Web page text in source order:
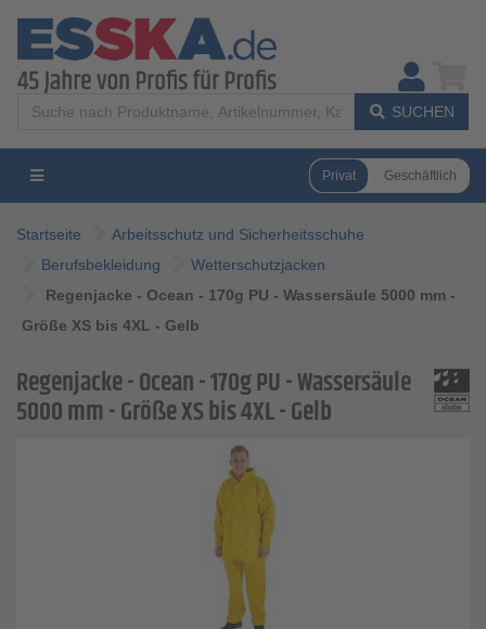
SUCHEN
Privat Geschäftlich
Startseite
Arbeitsschutz und Sicherheitsschuhe
Berufsbekleidung
Wetterschutzjacken
Regenjacke - Ocean - 170g PU - Wassersäule 5000 mm -
Größe XS bis 4XL - Gelb
Regenjacke - Ocean - 170g PU - Wassersäule
5000 mm - Größe XS bis 4XL - Gelb